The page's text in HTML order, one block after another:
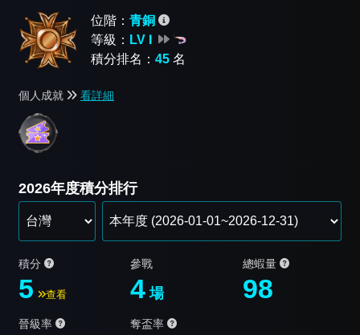
位階： 青銅
等級： LV Ⅰ
積分排名： 45 名
個人成就 看詳細
2026年度積分排行
積分
5 查看
參戰
4場
總蝦量
98
晉級率 奪盃率